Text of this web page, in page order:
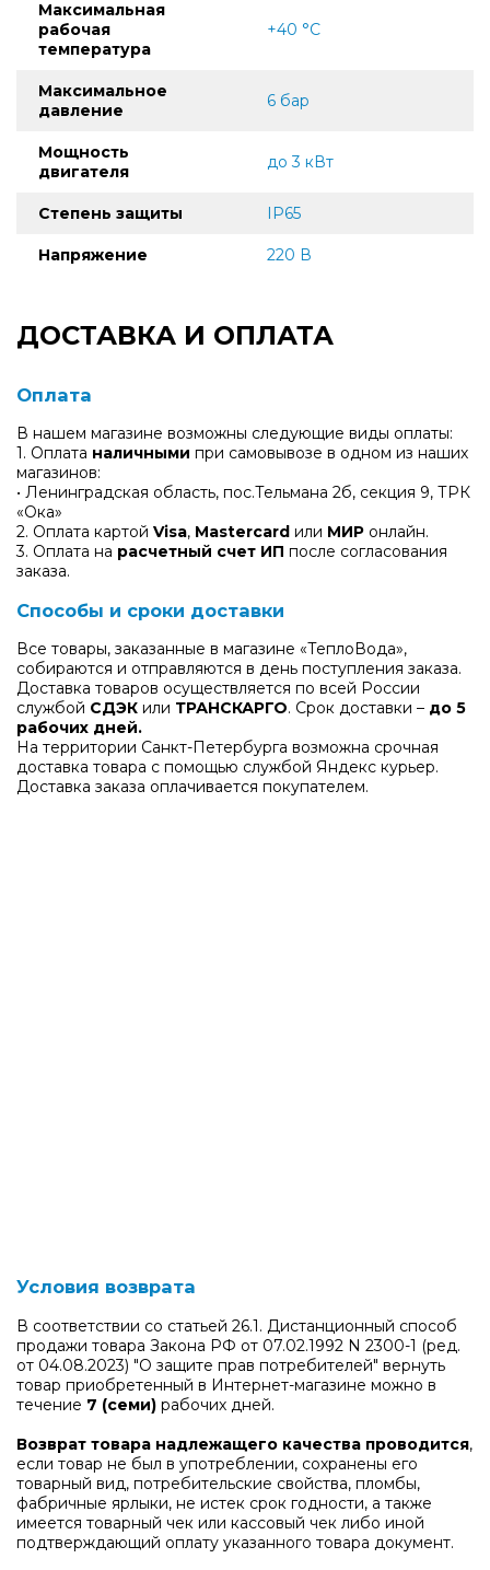
Максимальная
рабочая
температура
+40 °C
Максимальное
давление
6 бар
Мощность
двигателя
до 3 кВт
Степень защиты IP65
Напряжение 220 В
ДОСТАВКА И ОПЛАТА
Оплата
В нашем магазине возможны следующие виды оплаты:
1. Оплата наличными при самовывозе в одном из наших
магазинов:
• Ленинградская область, пос.Тельмана 2б, секция 9, ТРК
«Ока»
2. Оплата картой Visa, Mastercard или МИР онлайн.
3. Оплата на расчетный счет ИП после согласования
заказа.
Способы и сроки доставки
Все товары, заказанные в магазине «ТеплоВода»,
собираются и отправляются в день поступления заказа.
Доставка товаров осуществляется по всей России
службой СДЭК или ТРАНСКАРГО. Срок доставки – до 5
рабочих дней.
На территории Санкт-Петербурга возможна срочная
доставка товара с помощью службой Яндекс курьер.
Доставка заказа оплачивается покупателем.
Условия возврата
В соответствии со статьей 26.1. Дистанционный способ
продажи товара Закона РФ от 07.02.1992 N 2300-1 (ред.
от 04.08.2023) "О защите прав потребителей" вернуть
товар приобретенный в Интернет-магазине можно в
течение 7 (семи) рабочих дней.
Возврат товара надлежащего качества проводится,
если товар не был в употреблении, сохранены его
товарный вид, потребительские свойства, пломбы,
фабричные ярлыки, не истек срок годности, а также
имеется товарный чек или кассовый чек либо иной
подтверждающий оплату указанного товара документ.